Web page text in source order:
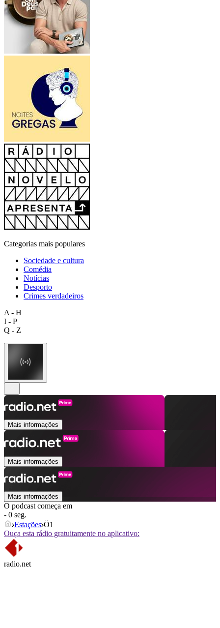
Categorias mais populares
Sociedade e cultura
Comédia
Notícias
Desporto
Crimes verdadeiros
A - H
I - P
Q - Z
Mais informações
Mais informações
Mais informações
O podcast começa em
- 0 seg.
Estações Ö1
Ouça esta rádio gratuitamente no aplicativo:
radio.net